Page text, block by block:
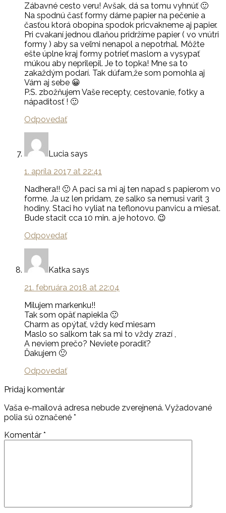
Zábavné cesto veru! Avšak, dá sa tomu vyhnúť 🙂
Na spodnú časť formy dáme papier na pečenie a
časťou ktorá obopína spodok pricvakneme aj papier.
Pri cvakaní jednou dlaňou pridržíme papier ( vo vnútri
formy ) aby sa veľmi nenapol a nepotrhal. Môžte
ešte úplne kraj formy potrieť maslom a vysypať
múkou aby neprilepil. Je to topka! Mne sa to
zakaždým podarí. Tak dúfam,že som pomohla aj
Vám aj sebe 😀
P.S. zbožňujem Vaše recepty, cestovanie, fotky a
nápaditosť ! 🙂
Odpovedať
Lucia says
1. apríla 2017 at 22:41
Nadhera!! 🙂 A paci sa mi aj ten napad s papierom vo
forme. Ja uz len pridam, ze salko sa nemusi varit 3
hodiny. Staci ho vyliat na teflonovu panvicu a miesat.
Bude stacit cca 10 min. a je hotovo. 😉
Odpovedať
Katka says
21. februára 2018 at 22:04
Milujem markenku!!
Tak som opäť napiekla 🙂
Charm as opýtať, vždy keď miesam
Maslo so salkom tak sa mi to vždy zrazí ,
A neviem prečo? Neviete poradiť?
Ďakujem 🙂
Odpovedať
Pridaj komentár
Vaša e-mailová adresa nebude zverejnená. Vyžadované
polia sú označené *
Komentár *